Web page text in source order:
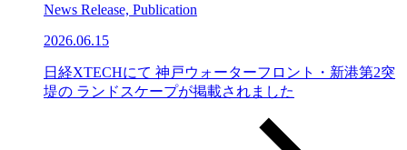
News Release, Publication
2026.06.15
日経XTECHにて 神戸ウォーターフロント・新港第2突
堤の ランドスケープが掲載されました